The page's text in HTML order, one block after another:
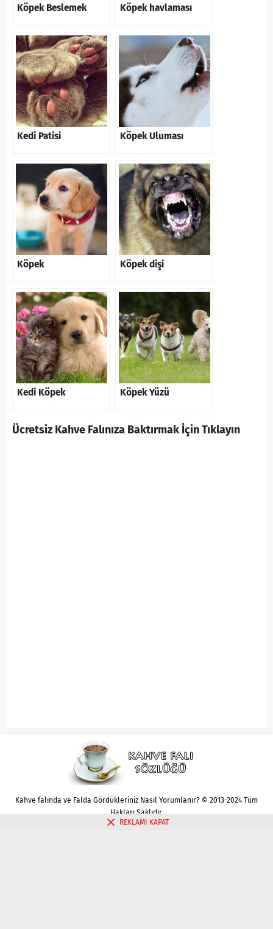
Köpek Beslemek Köpek havlaması
Kedi Patisi Köpek Uluması
Köpek Köpek dişi
Kedi Köpek Köpek Yüzü
Ücretsiz Kahve Falınıza Baktırmak İçin Tıklayın
Kahve falında ve Falda Gördükleriniz Nasıl Yorumlanır? © 2013-2024 Tüm
Hakları Saklıdır.
REKLAMI KAPAT